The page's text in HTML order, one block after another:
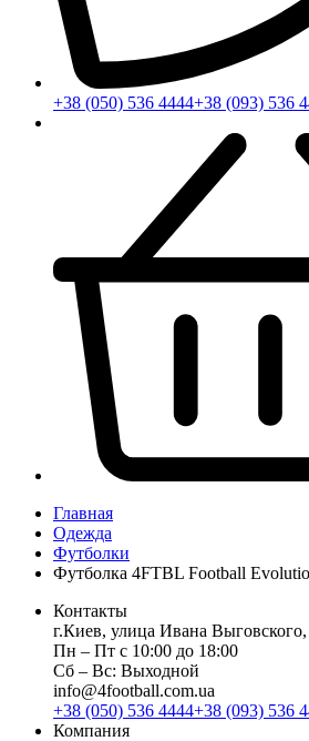
+38 (050) 536 4444+38 (093) 536
Главная
Одежда
Футболки
Футболка 4FTBL Football
Контакты
г.Киев, улица Ивана
Пн ‒ Пт с 10:00 до 18:00
Сб ‒ Вс: Выходной
info@4football.com.ua
+38 (050) 536 4444+38 (093) 536
Компания